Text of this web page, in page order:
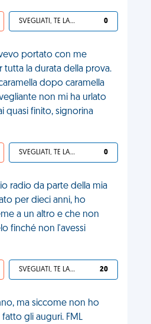
SVEGLIATI, TE LA SEI CERCATA! 0
portato con me
tutta la durata della prova.
dopo caramella
non mi ha urlato
quasi finito, signorina
SVEGLIATI, TE LA SEI CERCATA! 0
radio da parte della mia
per dieci anni, ho
a un altro e che non
finché non l'avessi
SVEGLIATI, TE LA SEI CERCATA! 20
ma siccome non ho
gli auguri. FML